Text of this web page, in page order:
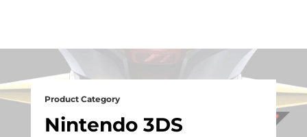
Product Category
Nintendo 3DS